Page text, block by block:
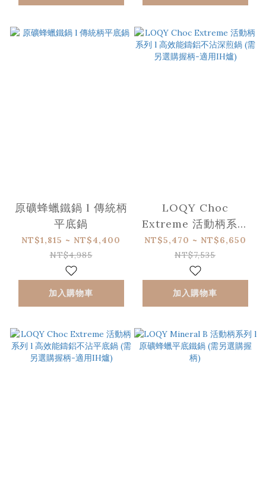
原礦蜂蠟鐵鍋 l 傳統柄
平底鍋
NT$1,815 ~ NT$4,400
NT$4,985
加入購物車
LOQY Choc
Extreme 活動柄系列
l 高效能鑄鋁不沾深煎
鍋 (需另選購握柄-適
用IH爐)
NT$5,470 ~ NT$6,650
NT$7,535
加入購物車